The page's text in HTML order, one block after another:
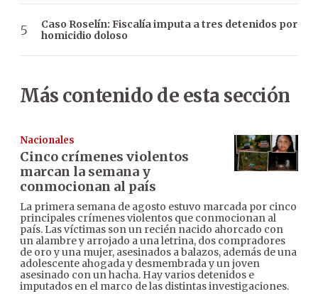
Caso Roselín: Fiscalía imputa a tres detenidos por
homicidio doloso
Más contenido de esta sección
Nacionales
Cinco crímenes violentos
marcan la semana y
conmocionan al país
La primera semana de agosto estuvo marcada por cinco
principales crímenes violentos que conmocionan al
país. Las víctimas son un recién nacido ahorcado con
un alambre y arrojado a una letrina, dos compradores
de oro y una mujer, asesinados a balazos, además de una
adolescente ahogada y desmembrada y un joven
asesinado con un hacha. Hay varios detenidos e
imputados en el marco de las distintas investigaciones.